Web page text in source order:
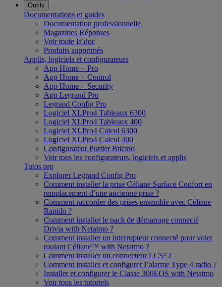
Outils
Documentations et guides
Documentation professionnelle
Magazines Réponses
Voir toute la doc
Produits supprimés
Applis, logiciels et configurateurs
App Home + Pro
App Home + Control
App Home + Security
App Legrand Pro
Legrand Config Pro
Logiciel XLPro4 Tableaux 6300
Logiciel XLPro4 Tableaux 400
Logiciel XLPro4 Calcul 6300
Logiciel XLPro4 Calcul 400
Configurateur Portier Bticino
Voir tous les configurateurs, logiciels et applis
Tutos pro
Explorer Legrand Config Pro
Comment installer la prise Céliane Surface Confort en
remplacement d’une ancienne prise ?
Comment raccorder des prises ensemble avec Céliane
Rapido ?
Comment installer le pack de démarrage connecté
Drivia with Netatmo ?
Comment installer un interrupteur connecté pour volet
roulant Céliane™ with Netatmo ?
Comment installer un connecteur LCS³ ?
Comment installer et configurer l’alarme Type 4 radio ?
Installer et configurer le Classe 300EOS with Netatmo
Voir tous les tutoriels